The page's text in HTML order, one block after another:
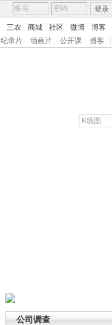
登录
三农 商城 社区 微博 博客
纪录片 动画片 公开课 播客
公司调查